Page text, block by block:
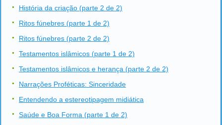
História da criação (parte 2 de 2)
Ritos fúnebres (parte 1 de 2)
Ritos fúnebres (parte 2 de 2)
Testamentos islâmicos (parte 1 de 2)
Testamentos islâmicos e herança (parte 2 de 2)
Narrações Proféticas: Sinceridade
Entendendo a estereotipagem midiática
Saúde e Boa Forma (parte 1 de 2)